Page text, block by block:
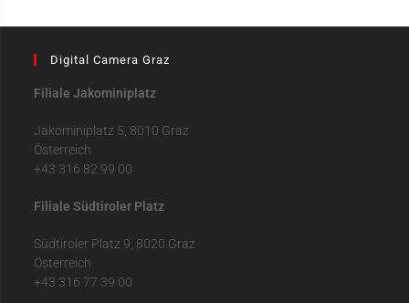
Digital Camera Graz
Filiale Jakominiplatz
Jakominiplatz 5, 8010 Graz
Österreich
+43 316 82 99 00
Filiale Südtiroler Platz
Südtiroler Platz 9, 8020 Graz
Österreich
+43 316 77 39 00